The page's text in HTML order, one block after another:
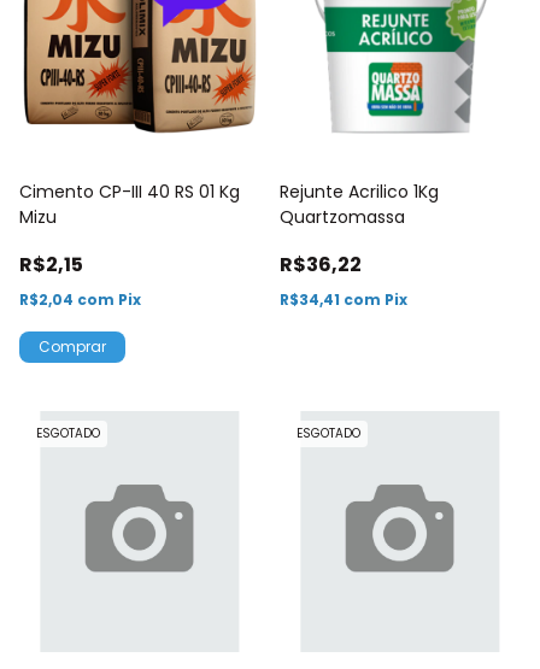
Cimento CP-III 40 RS 01 Kg
Mizu
R$2,15
R$2,04 com Pix
Rejunte Acrilico 1Kg
Quartzomassa
R$36,22
R$34,41 com Pix
ESGOTADO ESGOTADO